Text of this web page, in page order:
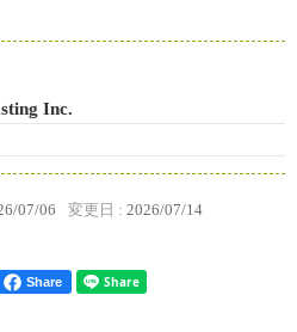
Inc.
07/06 変更日 : 2026/07/14
Share